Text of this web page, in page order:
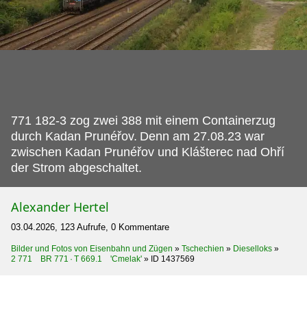
771 182-3 zog zwei 388 mit einem Containerzug
durch Kadan Prunéřov. Denn am 27.08.23 war
zwischen Kadan Prunéřov und Klášterec nad Ohří
der Strom abgeschaltet.
Alexander Hertel
03.04.2026, 123 Aufrufe, 0 Kommentare
Bilder und Fotos von Eisenbahn und Zügen » Tschechien » Dieselloks »
2 771 BR 771 · T 669.1 'Cmelak' » ID 1437569